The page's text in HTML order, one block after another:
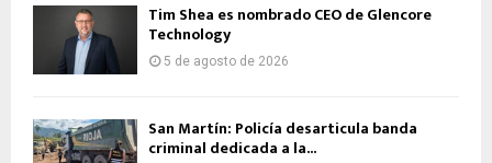
Tim Shea es nombrado CEO de Glencore
Technology
5 de agosto de 2026
San Martín: Policía desarticula banda
criminal dedicada a la...